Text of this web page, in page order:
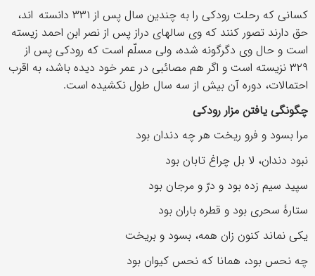
کسانی که رحلت رودکی را به چندین سال پس از ۳۳۱ دانسته اند،
حق دارند تصور کنند که وی سالهای دراز پس از نصر ابن احمد زیسته
است و حال وی دگرگونه شده، ولی مسلّم است که رودکی پس از
۳۲۹ نزیسته است و اگر هم مصائبی در عمر خود دیده باشد، به اقرب
احتمالات، دوره آن بیش از سه سال طول نکشیده است.
چگونگی یافتن مزار رودکی
مرا بسود و فرو ریخت هر چه دندان بود
نبود دندان، لا بل چراغ تابان بود
سپید سیم ‌زده بود و درّ و مرجان بود
ستارۀ سحری بود و قطره ‌باران بود
یکی نماند کنون زان همه، بسود و بریخت
چه نحس بود، همانا که نحس کیوان بود